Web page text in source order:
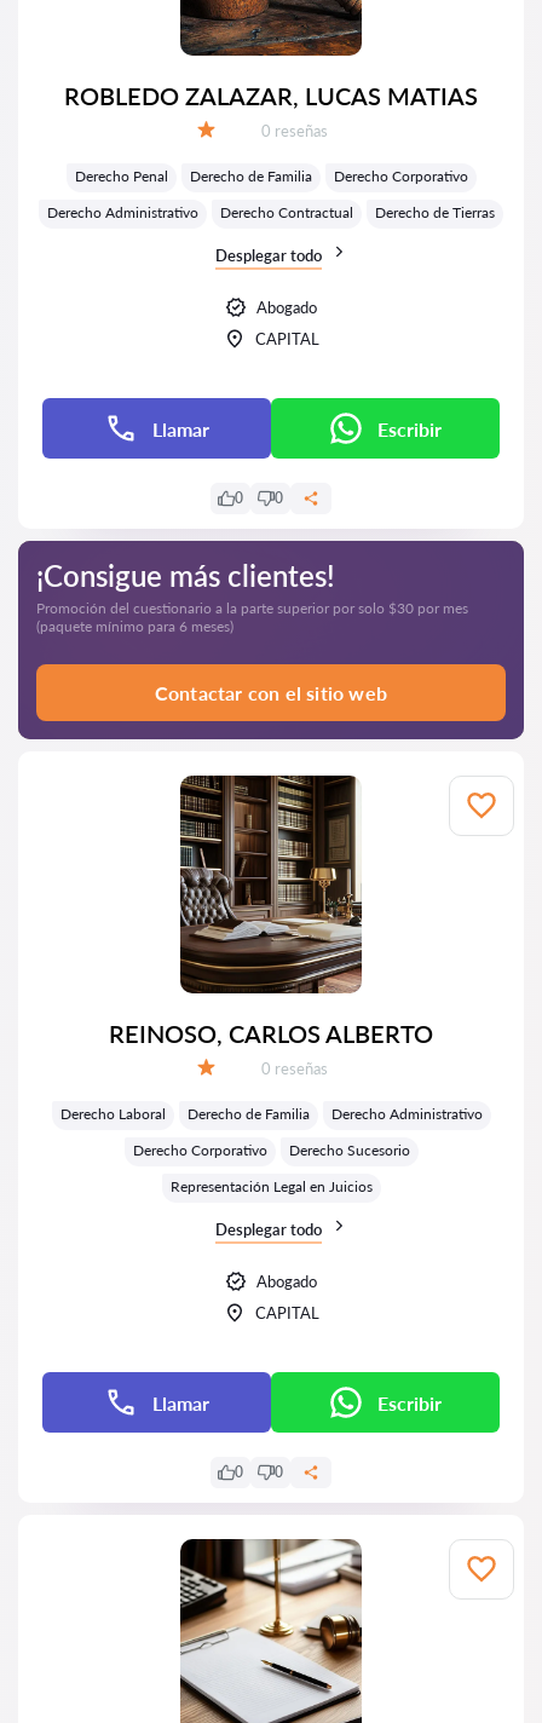
ROBLEDO ZALAZAR, LUCAS MATIAS
Número de reseñas:
0 reseñas
Derecho Penal Derecho de Familia
Derecho Corporativo
Derecho Administrativo
Derecho Contractual Derecho de Tierras
Desplegar todo
Abogado
CAPITAL
Llamar Escribir
0 0
¡Consigue más clientes!
Promoción del cuestionario a la parte superior por solo $30 por mes
(paquete mínimo para 6 meses)
Contactar con el sitio web
REINOSO, CARLOS ALBERTO
Número de reseñas:
0 reseñas
Derecho Laboral Derecho de Familia
Derecho Administrativo
Derecho Corporativo
Derecho Sucesorio
Representación Legal en Juicios
Desplegar todo
Abogado
CAPITAL
Llamar Escribir
0 0